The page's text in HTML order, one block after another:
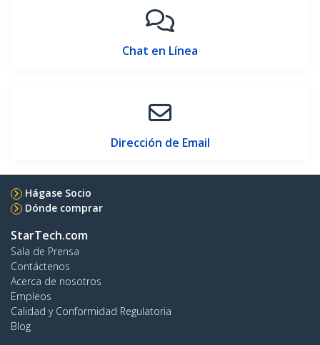
Chat en Línea
Dirección de Email
Hágase Socio
Dónde comprar
StarTech.com
Sala de Prensa
Contáctenos
Acerca de nosotros
Empleos
Calidad y Conformidad Regulatoria
Blog